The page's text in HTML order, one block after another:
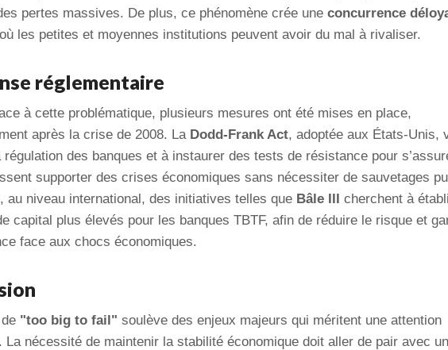
pertes massives. De plus, ce phénomène crée une concurrence
les petites et moyennes institutions peuvent avoir du mal à rivaliser.
réglementaire
à cette problématique, plusieurs mesures ont été mises en place,
après la crise de 2008. La Dodd-Frank Act, adoptée aux États-Unis,
régulation des banques et à instaurer des tests de résistance pour
supporter des crises économiques sans nécessiter de sauvetages
au niveau international, des initiatives telles que Bâle III cherchent à
capital plus élevés pour les banques TBTF, afin de réduire le risque et
face aux chocs économiques.
"too big to fail" soulève des enjeux majeurs qui méritent une attention
La nécessité de maintenir la stabilité économique doit aller de pair avec